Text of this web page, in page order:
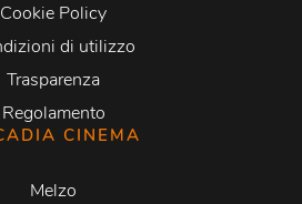
Cookie Policy
di utilizzo
Trasparenza
Regolamento
CINEMA
Melzo